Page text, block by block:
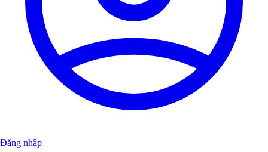
Đăng nhập